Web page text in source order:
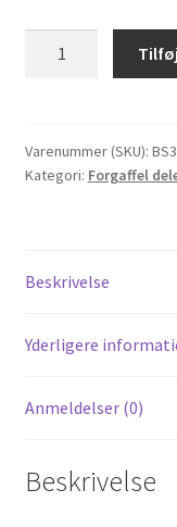
Varenummer (SKU):
Kategori: Forgaffel
Beskrivelse
Yderligere
Anmeldelser (0)
Beskrivelse